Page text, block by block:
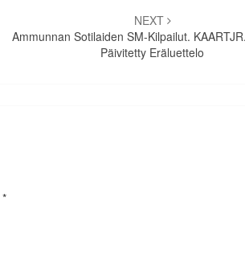
NEXT
Ammunnan Sotilaiden SM-Kilpailut.
Päivitetty Eräluettelo
*